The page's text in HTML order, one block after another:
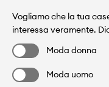
Vogliamo che la tua
interessa veramente.
Moda donna
Moda uomo